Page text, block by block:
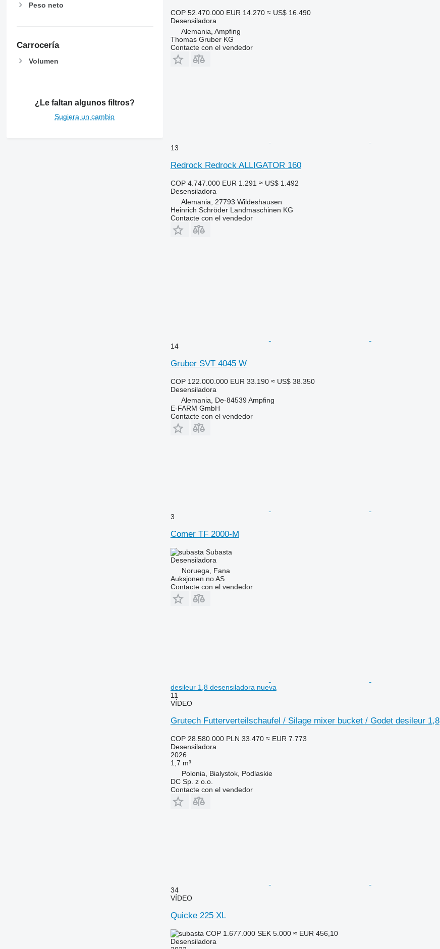
Peso neto
Carrocería
Volumen
¿Le faltan algunos filtros?
Sugiera un cambio
COP 52.470.000 EUR 14.270 ≈ US$ 16.490
Desensiladora
Alemania, Ampfing
Thomas Gruber KG
Contacte con el vendedor
13
Redrock Redrock ALLIGATOR 160
COP 4.747.000 EUR 1.291 ≈ US$ 1.492
Desensiladora
Alemania, 27793 Wildeshausen
Heinrich Schröder Landmaschinen KG
Contacte con el vendedor
14
Gruber SVT 4045 W
COP 122.000.000 EUR 33.190 ≈ US$ 38.350
Desensiladora
Alemania, De-84539 Ampfing
E-FARM GmbH
Contacte con el vendedor
3
Comer TF 2000-M
Subasta
Desensiladora
Noruega, Fana
Auksjonen.no AS
Contacte con el vendedor
desileur 1,8 desensiladora nueva
11
VÍDEO
Grutech Futterverteilschaufel / Silage mixer bucket / Godet desileur 1,8
COP 28.580.000 PLN 33.470 ≈ EUR 7.773
Desensiladora
2026
1,7 m³
Polonia, Bialystok, Podlaskie
DC Sp. z o.o.
Contacte con el vendedor
34
VÍDEO
Quicke 225 XL
COP 1.677.000 SEK 5.000 ≈ EUR 456,10
Desensiladora